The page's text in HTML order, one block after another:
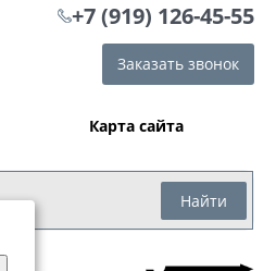
+7 (919) 126-45-55
Заказать звонок
Карта сайта
Найти